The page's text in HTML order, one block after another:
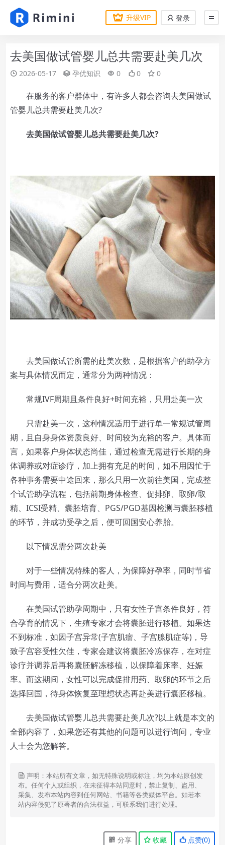
升级VIP 登录
去美国做试管婴儿总共需要赴美几次
2026-05-17 孕优知识 0 0 0
在服务的客户群体中，有许多人都会咨询去美国做试
管婴儿总共需要赴美几次?
去美国做试管婴儿总共需要赴美几次?
去美国做试管所需的赴美次数，是根据客户的助孕方
案与具体情况而定，通常分为两种情况：
常规IVF周期且条件良好+时间充裕，只用赴美一次
只需赴美一次，这种情况适用于进行单一常规试管周
期，且自身身体资质良好、时间较为充裕的客户。具体而
言，如果客户身体状态尚佳，通过检查无需进行长期的身
体调养或对症诊疗，加上拥有充足的时间，如不用因忙于
各种事务需要中途回来，那么只用一次前往美国，完成整
个试管助孕流程，包括前期身体检查、促排卵、取卵/取
精、ICSI受精、囊胚培育、PGS/PGD基因检测与囊胚移植
的环节，并成功受孕之后，便可回国安心养胎。
以下情况需分两次赴美
对于一些情况特殊的客人，为保障好孕率，同时节省
时间与费用，适合分两次赴美。
在美国试管助孕周期中，只有女性子宫条件良好，符
合孕育的情况下，生殖专家才会将囊胚进行移植。如果达
不到标准，如因子宫异常(子宫肌瘤、子宫腺肌症等)，导
致子宫容受性欠佳，专家会建议将囊胚冷冻保存，在对症
诊疗并调养后再将囊胚解冻移植，以保障着床率、妊娠
率。而这期间，女性可以完成促排用药、取卵的环节之后
选择回国，待身体恢复至理想状态再赴美进行囊胚移植。
去美国做试管婴儿总共需要赴美几次?以上就是本文的
全部内容了，如果您还有其他的问题可以进行询问，专业
人士会为您解答。
声明：本站所有文章，如无特殊说明或标注，均为本站原创发
布。任何个人或组织，在未征得本站同意时，禁止复制、盗用、
采集、发布本站内容到任何网站、书籍等各类媒体平台。如若本
站内容侵犯了原著者的合法权益，可联系我们进行处理。
分享 收藏 点赞(0)